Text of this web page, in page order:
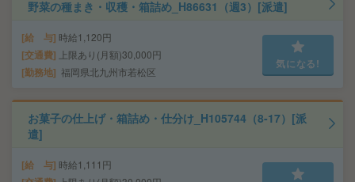
野菜の種まき・収穫・箱詰め_H86631（週3）[派遣]
給 与 時給1,120円
交通費 上限あり(月額)30,000円
勤務地 福岡県北九州市若松区
気になる!
お菓子の仕上げ・箱詰め・仕分け_H105744（8-17）[派
遣]
給 与 時給1,111円